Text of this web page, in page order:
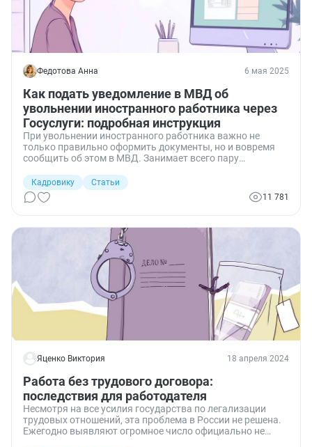
Федотова Анна 6 мая 2025
Как подать уведомление в МВД об
увольнении иностранного работника через
Госуслуги: подробная инструкция
При увольнении иностранного работника важно не
только правильно оформить документы, но и вовремя
сообщить об этом в МВД. Занимает всего пару
за это отвечает. Портал Госуслуг помогает сэкономить
время, избежать очередей и не получить штраф. Сегодня
для вас покажем пошаговую инструкцию, проверенную
Кадровику
Статьи
11 781
Яценко Виктория 18 апреля 2024
Работа без трудового договора:
последствия для работодателя
Несмотря на все усилия государства по легализации
трудовых отношений, эта проблема в России не решена.
Ежегодно выявляют огромное число официально не